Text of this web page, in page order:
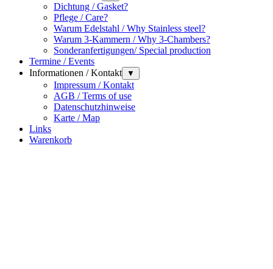
Dichtung / Gasket?
Pflege / Care?
Warum Edelstahl / Why Stainless steel?
Warum 3-Kammern / Why 3-Chambers?
Sonderanfertigungen/ Special production
Termine / Events
Informationen / Kontakt
▼
Impressum / Kontakt
AGB / Terms of use
Datenschutzhinweise
Karte / Map
Links
Warenkorb